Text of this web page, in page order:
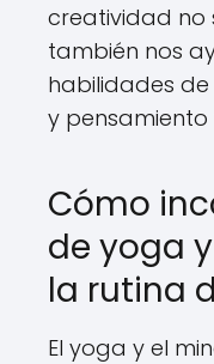
creatividad no
también nos
habilidades
y
Cómo
de yoga
la rutina
El yoga y el